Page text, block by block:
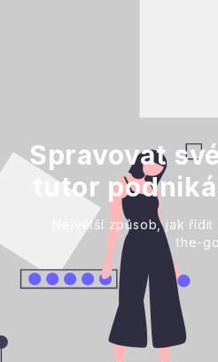
Spravovat
tutor
Největší způsob, jak
the-go